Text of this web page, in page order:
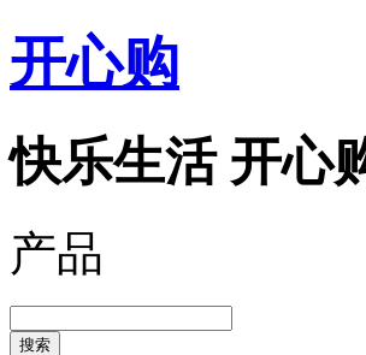
开心购
快乐生活 开心
产品
搜索